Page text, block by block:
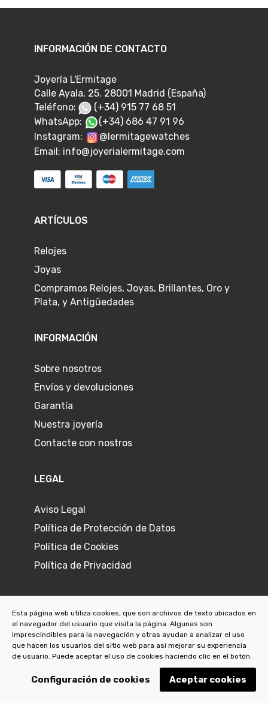
INFORMACIÓN DE CONTACTO
Joyería L'Ermitage
Calle Ayala, 25. 28001 Madrid (España)
Teléfono:
(+34) 915 77 68 51
WhatsApp:
(+34) 686 47 91 96
Instagram:
@lermitagewatches
Email: info@joyerialermitage.com
ARTÍCULOS
Relojes
Joyas
Compramos Relojes, Joyas, Brillantes, Oro y
Plata, y Antigüedades
INFORMACIÓN
Sobre nosotros
Envíos y devoluciones
Garantía
Nuestra joyería
Contacte con nostros
LEGAL
Aviso Legal
Política de Protección de Datos
Política de Cookies
Política de Privacidad
© 2026Joyeria L'Ermitage
Esta página web utiliza cookies, que son archivos de texto ubicados en
el navegador del usuario que visita la página. Algunas son
imprescindibles para la navegación y otras ayudan a analizar el uso
que hacen los usuarios del sitio web para así mejorar su experiencia
de usuario. Puede aceptar el uso de cookies haciendo clic en el botón.
Configuración de cookies Aceptar cookies